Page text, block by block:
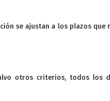
se ajustan a los plazos
otros criterios, todos los